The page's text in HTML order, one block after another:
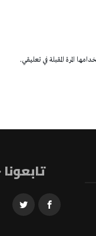
المرة المقبلة في تعليقي.
تابعونا